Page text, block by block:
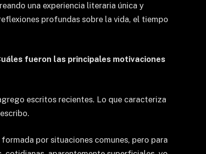
una experiencia literaria única y
profundas sobre la vida, el tiempo
fueron las principales motivaciones
escritos recientes. Lo que caracteriza
por situaciones comunes, pero para